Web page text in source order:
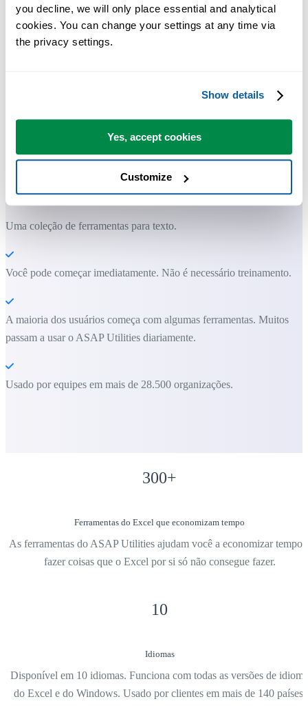
you decline, we will only place essential and analytical
cookies. You can change your settings at any time via
the privacy settings.
Show details
Yes, accept cookies
Customize
Ferramentas práticas que muitos usuários do Excel gostariam de ter
Excel.
Economize tempo no Excel. Simples assim.
Uma coleção de ferramentas para texto.
Você pode começar imediatamente. Não é necessário treinamento.
A maioria dos usuários começa com algumas ferramentas. Muitos
passam a usar o ASAP Utilities diariamente.
Usado por equipes em mais de 28.500 organizações.
300+
Ferramentas do Excel que economizam tempo
As ferramentas do ASAP Utilities ajudam você a economizar tempo
fazer coisas que o Excel por si só não consegue fazer.
10
Idiomas
Disponível em 10 idiomas. Funciona com todas as versões de idioma
do Excel e do Windows. Usado por clientes em mais de 140 países.